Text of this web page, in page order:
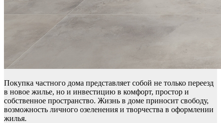
Покупка частного дома представляет собой не только переезд
в новое жилье, но и инвестицию в комфорт, простор и
собственное пространство. Жизнь в доме приносит свободу,
возможность личного озеленения и творчества в оформлении
жилья.